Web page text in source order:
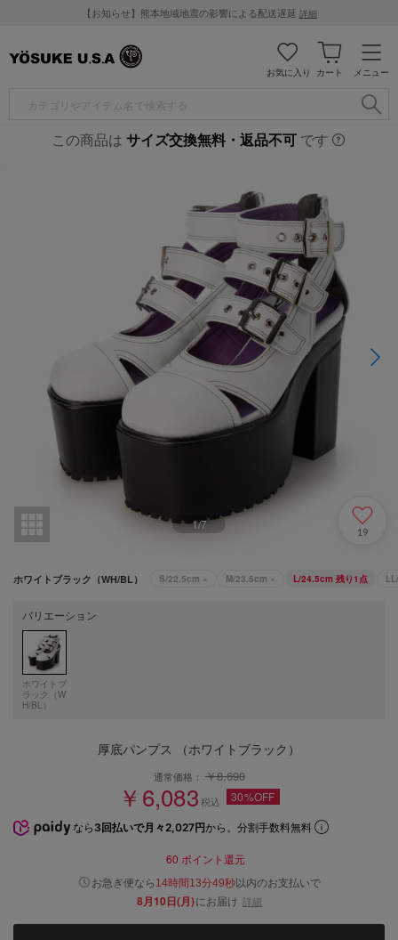
【お知らせ】熊本地域地震の影響による配送遅延 詳細
メニュー
カート
お気に入り
この商品は サイズ交換無料・返品不可 です
1/7
19
ホワイトブラック（WH/BL） S/22.5cm × M/23.5cm × L/24.5cm 残り1点
バリエーション
ホワイトブ
ラック（W
H/BL）
厚底パンプス （ホワイトブラック）
通常価格：￥8,690
￥6,083税込 30%OFF
なら 3回払いで月々2,027円から。分割手数料無料
60 ポイント還元
お急ぎ便なら 14時間13分48秒以内のお支払いで
8月10日(月)にお届け 詳細